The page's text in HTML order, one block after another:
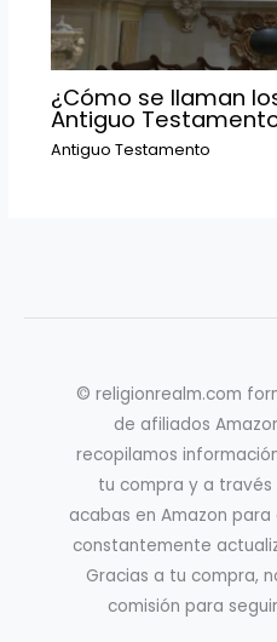
¿Cómo se llaman
Antiguo
Antiguo Testamento
© religionrealm.com
de afiliados
recopilamos
tu compra y a
acabas en Amazon
constantemente
Gracias a tu compra,
comisión para